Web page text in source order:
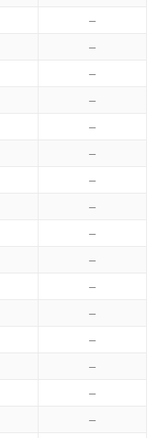
–
–
–
–
–
–
–
–
–
–
–
–
–
–
–
–